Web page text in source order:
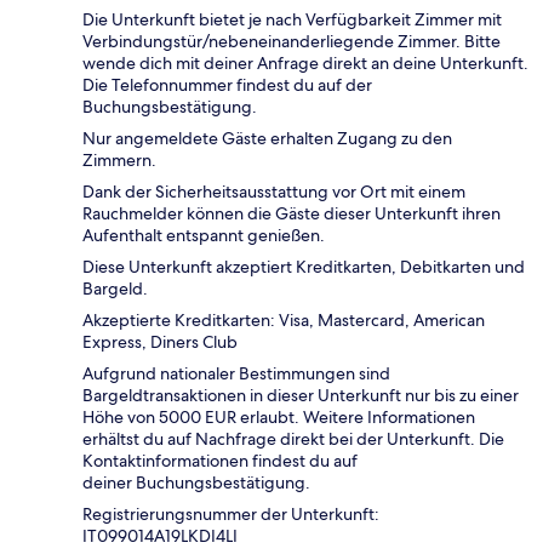
Die Unterkunft bietet je nach Verfügbarkeit Zimmer mit
Verbindungstür/nebeneinanderliegende Zimmer. Bitte
wende dich mit deiner Anfrage direkt an deine Unterkunft.
Die Telefonnummer findest du auf der
Buchungsbestätigung.
Nur angemeldete Gäste erhalten Zugang zu den
Zimmern.
Dank der Sicherheitsausstattung vor Ort mit einem
Rauchmelder können die Gäste dieser Unterkunft ihren
Aufenthalt entspannt genießen.
Diese Unterkunft akzeptiert Kreditkarten, Debitkarten und
Bargeld.
Akzeptierte Kreditkarten: Visa, Mastercard, American
Express, Diners Club
Aufgrund nationaler Bestimmungen sind
Bargeldtransaktionen in dieser Unterkunft nur bis zu einer
Höhe von 5000 EUR erlaubt. Weitere Informationen
erhältst du auf Nachfrage direkt bei der Unterkunft. Die
Kontaktinformationen findest du auf
deiner Buchungsbestätigung.
Registrierungsnummer der Unterkunft:
IT099014A19LKDI4LI